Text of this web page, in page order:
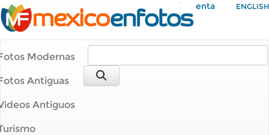
Mi Cuenta ENGLISH
Modernas
Antiguas
Antiguos